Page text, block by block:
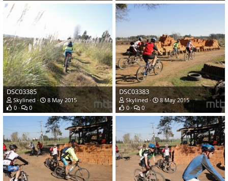
DSC03385
Skylined
8 May 2015
0
0
DSC03383
Skylined
8 May 2015
0
0